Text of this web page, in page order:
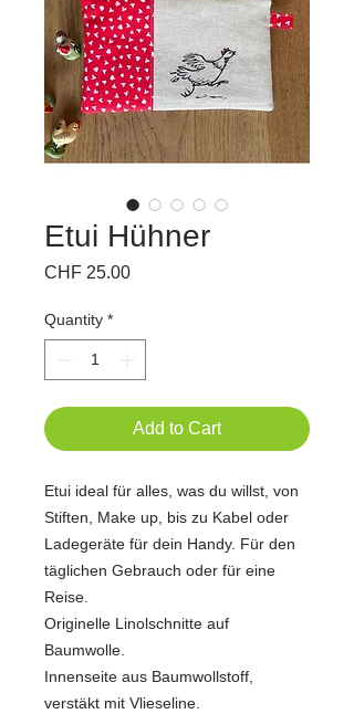
Etui Hühner
CHF 25.00Price
Quantity *
Add to Cart
Etui ideal für alles, was du willst, von
Stiften, Make up, bis zu Kabel oder
Ladegeräte für dein Handy. Für den
täglichen Gebrauch oder für eine
Reise.
Originelle Linolschnitte auf
Baumwolle.
Innenseite aus Baumwollstoff,
verstäkt mit Vlieseline.